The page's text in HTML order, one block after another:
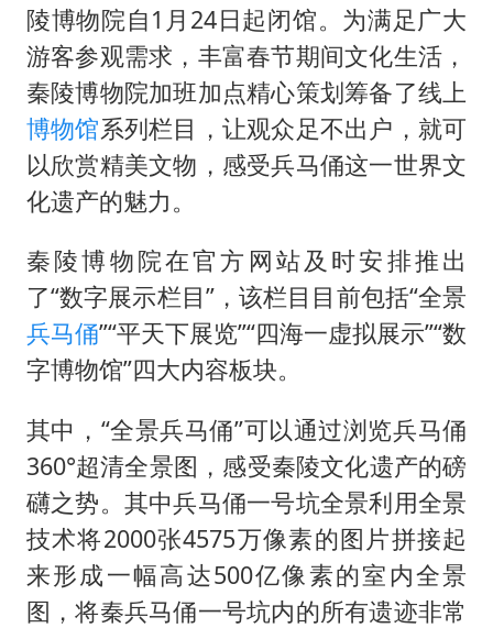
今年第二强台风将带来多大影响
上半年国内居民出游人次34.63亿
浙江最强风雨时段已锁定
梁文锋为什么投王兴兴
万岁山接盘烂尾恒大文旅城
多所幼师院校开设养老专业
习近平心系体育强国建设
陵博物院自1月24日起闭馆。为满足广大
游客参观需求，丰富春节期间文化生活，
秦陵博物院加班加点精心策划筹备了线上
博物馆系列栏目，让观众足不出户，就可
以欣赏精美文物，感受兵马俑这一世界文
化遗产的魅力。
秦陵博物院在官方网站及时安排推出
了“数字展示栏目”，该栏目目前包括“全景
兵马俑”“平天下展览”“四海一虚拟展示”“数
字博物馆”四大内容板块。
其中，“全景兵马俑”可以通过浏览兵马俑
360°超清全景图，感受秦陵文化遗产的磅
礴之势。其中兵马俑一号坑全景利用全景
技术将2000张4575万像素的图片拼接起
来形成一幅高达500亿像素的室内全景
图，将秦兵马俑一号坑内的所有遗迹非常